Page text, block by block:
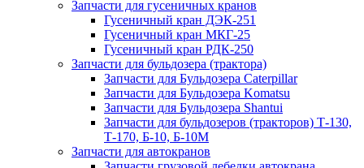
Запчасти для гусеничных кранов
Гусеничный кран ДЭК-251
Гусеничный кран МКГ-25
Гусеничный кран РДК-250
Запчасти для бульдозера (трактора)
Запчасти для Бульдозера Caterpillar
Запчасти для Бульдозера Komatsu
Запчасти для Бульдозера Shantui
Запчасти для бульдозеров (тракторов) Т-130,
Т-170, Б-10, Б-10М
Запчасти для автокранов